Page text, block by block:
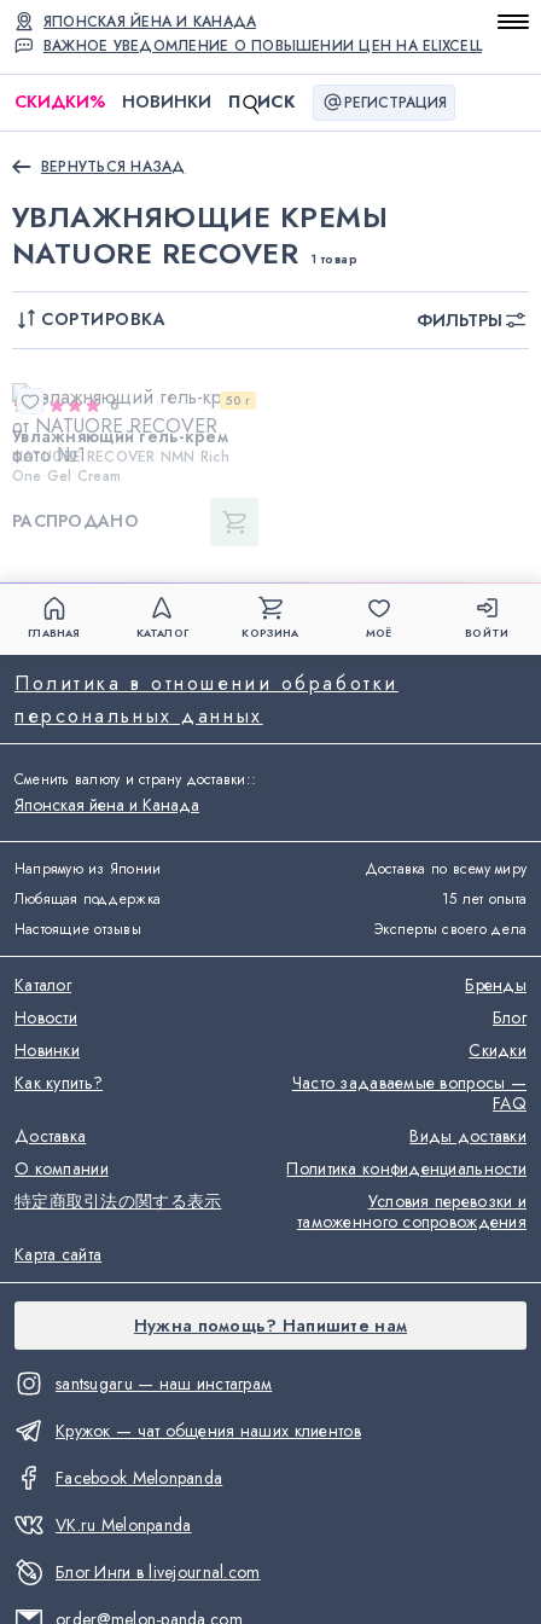
ВАЖНОЕ УВЕДОМЛЕНИЕ О ПОВЫШЕНИИ ЦЕН НА ELIXCELL
ЯПОНСКАЯ ЙЕНА И КАНАДА
СКИДКИ% НОВИНКИ П ИСК РЕГИСТРАЦИЯ
ВЕРНУТЬСЯ НАЗАД
УВЛАЖНЯЮЩИЕ КРЕМЫ
NATUORE RECOVER
1 товар
СОРТИРОВКА ФИЛЬТРЫ
50 г
6
Увлажняющий гель-крем
NATUORE RECOVER NMN Rich
One Gel Cream
РАСПРОДАНО
ГЛАВНАЯ КАТАЛОГ КОРЗИНА МОЁ ВОЙТИ
Напрямую из Японии
Доставка по всему миру
Любящая поддержка
15 лет опыта
Настоящие отзывы
Эксперты своего дела
santsugaru — наш инстаграм
Кружок — чат общения наших клиентов
Facebook Melonpanda
VK.ru Melonpanda
Блог Инги в livejournal.com
order@melon-panda.com
Политика в отношении обработки
персональных данных
Каталог
Бренды
Новости
Блог
Новинки
Скидки
Как купить?
Часто задаваемые вопросы —
FAQ
Доставка
Виды доставки
О компании
Политика конфиденциальности
特定商取引法の関する表示
Условия перевозки и
таможенного сопровождения
Карта сайта
Сменить валюту и страну доставки::
Японская йена и Канада
Нужна помощь? Напишите нам